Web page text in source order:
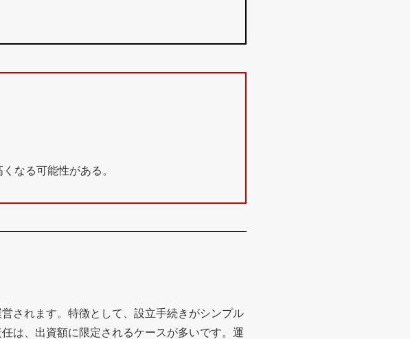
なる可能性がある。
されます。特徴として、設立手続きがシンプル
は、出資額に限定されるケースが多いです。運